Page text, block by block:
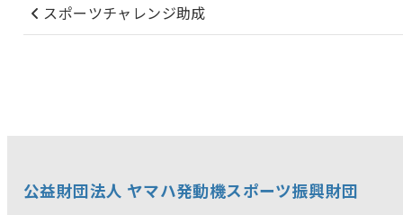
スポーツチャレンジ助成
公益財団法人 ヤマハ発動機スポーツ振興財団